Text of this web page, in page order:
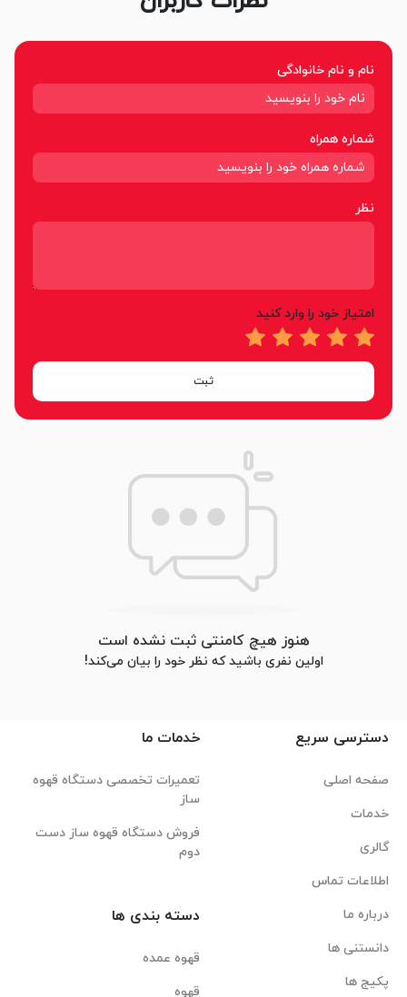
نام و نام خانوادگی
شماره همراه
نظر
امتیاز خود را وارد کنید
ثبت
هنوز هیچ کامنتی ثبت نشده است
اولین نفری باشید که نظر خود را بیان می‌کند!
دسترسی سریع
صفحه اصلی
خدمات
گالری
اطلاعات تماس
درباره ما
دانستنی ها
پکیج ها
خدمات ما
تعمیرات تخصصی دستگاه قهوه
ساز
فروش دستگاه قهوه ساز دست
دوم
دسته بندی ها
قهوه عمده
قهوه